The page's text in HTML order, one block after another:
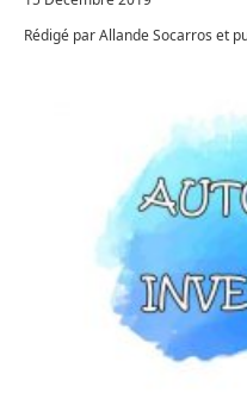
Rédigé par Allande Socarros et